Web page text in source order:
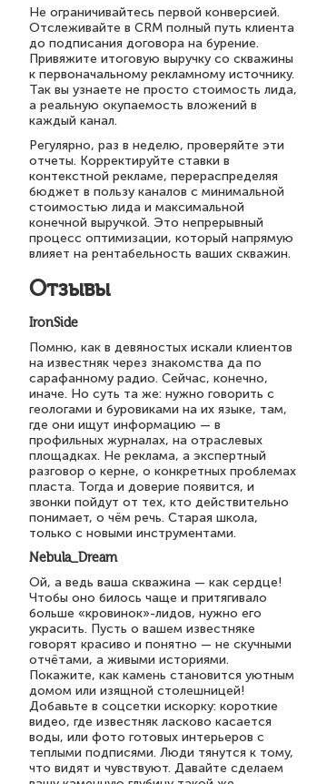
Не ограничивайтесь первой конверсией.
Отслеживайте в CRM полный путь клиента
до подписания договора на бурение.
Привяжите итоговую выручку со скважины
к первоначальному рекламному источнику.
Так вы узнаете не просто стоимость лида,
а реальную окупаемость вложений в
каждый канал.
Регулярно, раз в неделю, проверяйте эти
отчеты. Корректируйте ставки в
контекстной рекламе, перераспределяя
бюджет в пользу каналов с минимальной
стоимостью лида и максимальной
конечной выручкой. Это непрерывный
процесс оптимизации, который напрямую
влияет на рентабельность ваших скважин.
Отзывы
IronSide
Помню, как в девяностых искали клиентов
на известняк через знакомства да по
сарафанному радио. Сейчас, конечно,
иначе. Но суть та же: нужно говорить с
геологами и буровиками на их языке, там,
где они ищут информацию — в
профильных журналах, на отраслевых
площадках. Не реклама, а экспертный
разговор о керне, о конкретных проблемах
пласта. Тогда и доверие появится, и
звонки пойдут от тех, кто действительно
понимает, о чём речь. Старая школа,
только с новыми инструментами.
Nebula_Dream
Ой, а ведь ваша скважина — как сердце!
Чтобы оно билось чаще и притягивало
больше «кровинок»-лидов, нужно его
украсить. Пусть о вашем известняке
говорят красиво и понятно — не скучными
отчётами, а живыми историями.
Покажите, как камень становится уютным
домом или изящной столешницей!
Добавьте в соцсетки искорку: короткие
видео, где известняк ласково касается
воды, или фото готовых интерьеров с
теплыми подписями. Люди тянутся к тому,
что видят и чувствуют. Давайте сделаем